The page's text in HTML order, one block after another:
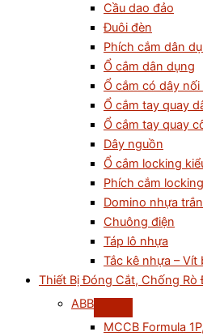
Cầu dao đảo
Đuôi đèn
Phích cắm dân
Ổ cắm dân dụng
Ổ cắm có dây nối
Ổ cắm tay quay
Ổ cắm tay quay
Dây nguồn
Ổ cắm locking
Phích cắm
Domino nhựa
Chuông điện
Táp lô nhựa
Tắc kê nhựa – Vít
Thiết Bị Đóng Cắt, Chống Rò
ABB
MCCB Formula